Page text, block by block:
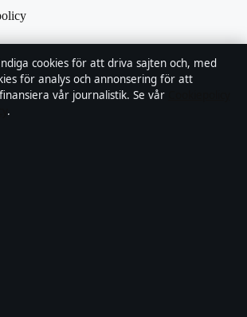
cookies för att driva sajten och, med
för analys och annonsering för att
vår journalistik. Se vår
.